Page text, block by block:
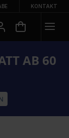
KONTAKT
AB 60